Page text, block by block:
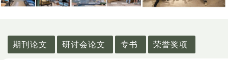
期刊论文
研讨会论文 专书 荣誉奖项